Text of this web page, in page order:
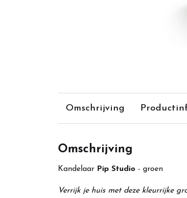
Omschrijving
Omschrijving
Kandelaar Pip Studio - groen
Verrijk je huis met deze kleurrijke